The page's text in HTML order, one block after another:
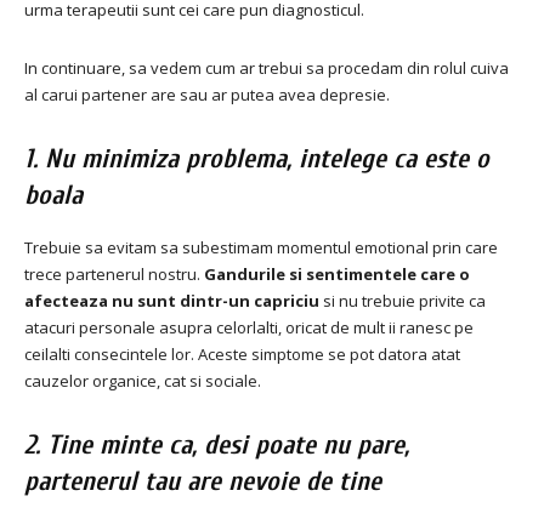
urma terapeutii sunt cei care pun diagnosticul.
In continuare, sa vedem cum ar trebui sa procedam din rolul cuiva
al carui partener are sau ar putea avea depresie.
1. Nu minimiza problema, intelege ca este o
boala
Trebuie sa evitam sa subestimam momentul emotional prin care
trece partenerul nostru. Gandurile si sentimentele care o
afecteaza nu sunt dintr-un capriciu si nu trebuie privite ca
atacuri personale asupra celorlalti, oricat de mult ii ranesc pe
ceilalti consecintele lor. Aceste simptome se pot datora atat
cauzelor organice, cat si sociale.
2. Tine minte ca, desi poate nu pare,
partenerul tau are nevoie de tine